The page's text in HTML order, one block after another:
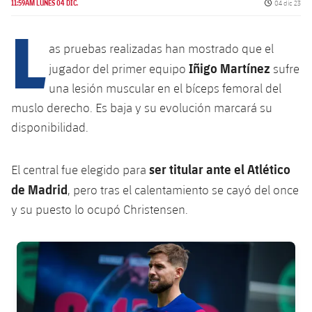
plusicon
más
Instalaciones
Spotify Camp Nou
Estadi Johan Cruyff
Ciutat Esportiva
La Masia
plusicon
más
Servicios
plusicon
más
SUB12
SUB11 A
SUB11 B
SUB10 A
SUB10 B
SUB9 B
SUB8 A
SUB12 C
SUB11 C
Gameday Shows
Resultados
Jugadores
Fotos
Historia
Palmarés
Base
Barça Atlètic
Junior
Cadete A
Infantil B
Campus Verano
PLUSICON
MÁS
Primer Equipo
plusicon
más
Actualidad
Entradas
Clasificaciones
Jugadores
plusicon
más
Calendario
Clasificaciones
Jugadores
plusicon
más
Actualidad
Cadete A
Cadete B
PLUSICON
MÁS
Actualidad
Calendario
Barça Atlètic
plusicon
más
Actualidad
11:59AM LUNES 04 DIC.
Fecha de
04 dic 23
L as pruebas realizadas han mostrado que el
jugador del primer equipo Iñigo Martínez sufre
una lesión muscular en el bíceps femoral del
muslo derecho. Es baja y su evolución marcará su
disponibilidad.
El central fue elegido para ser titular ante el Atlético
de Madrid, pero tras el calentamiento se cayó del once
y su puesto lo ocupó Christensen.
FC Barcelona club badge